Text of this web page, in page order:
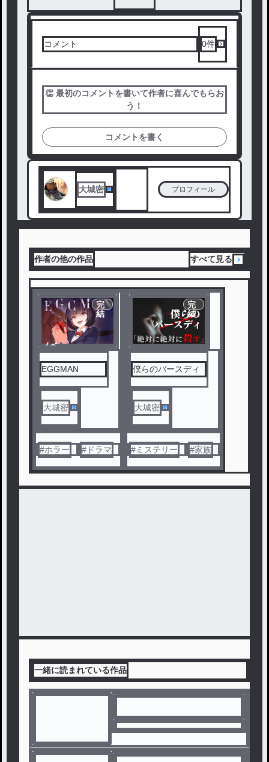
コメント 0件
👏 最初のコメントを書いて作者に喜んでもらお
う！
コメントを書く
大城密 プロフィール
作者の他の作品 すべて見る
ノベ
完
結
EGGMAN
大城密
#ホラー # ドラマ
完
結
僕らのバースディ
大城密
#ミステリー #家族
一緒に読まれている作品